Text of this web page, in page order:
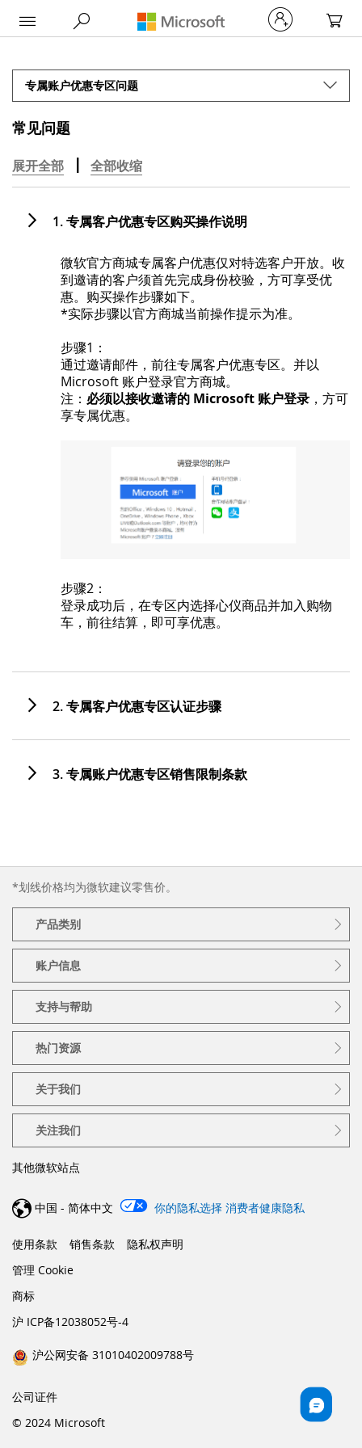
My
专属账户优惠专区问题
常见问题
展开全部 全部收缩
1. 专属客户优惠专区购买操作说明
微软官方商城专属客户优惠仅对特选客户开放。收
到邀请的客户须首先完成身份校验，方可享受优
惠。购买操作步骤如下。
*实际步骤以官方商城当前操作提示为准。
步骤1：
通过邀请邮件，前往专属客户优惠专区。并以
Microsoft 账户登录官方商城。
注： 必须以接收邀请的 Microsoft 账户登录 ，方可
享专属优惠。
步骤2：
登录成功后，在专区内选择心仪商品并加入购物
车，前往结算，即可享优惠。
2. 专属客户优惠专区认证步骤
3. 专属账户优惠专区销售限制条款
*划线价格均为微软建议零售价。
产品类别
账户信息
支持与帮助
热门资源
关于我们
关注我们
其他微软站点
中国 - 简体中文 你的隐私选择 消费者健康隐私
使用条款 销售条款
隐私权声明
管理 Cookie
商标
沪 ICP备12038052号-4
沪公网安备 31010402009788号
公司证件
© 2024 Microsoft